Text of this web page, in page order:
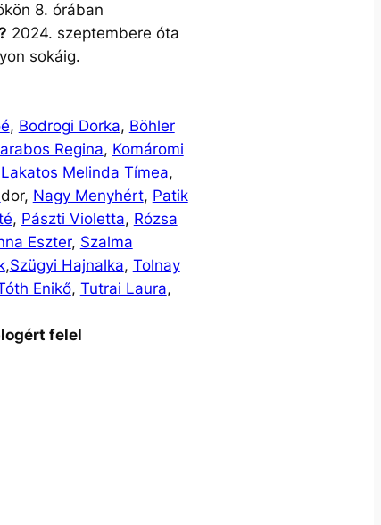
8. órában
2024. szeptembere óta
sokáig.
, Bodrogi Dorka, Böhler
Regina, Komáromi
Lakatos Melinda Tímea,
dor, Nagy Menyhért, Patik
, Pászti Violetta, Rózsa
Eszter, Szalma
,Szügyi Hajnalka, Tolnay
Enikő, Tutrai Laura,
felel